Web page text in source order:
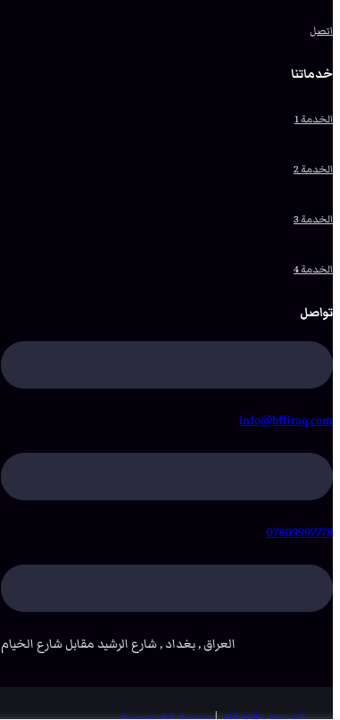
اتصل
خدماتنا
الخدمة 1
الخدمة 2
الخدمة 3
الخدمة 4
تواصل
info@bffiraq.com
07809997778
العراق , بغداد , شارع الرشيد مقابل شارع الخيام